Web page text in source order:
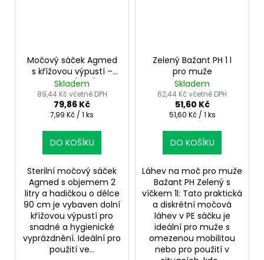
Močový sáček Agmed
s křížovou výpustí –
2000ml (10ks) a
hadička 90cm
Skladem
89,44 Kč včetně DPH
79,86 Kč
Měrná
7,99 Kč / 1 ks
DO KOŠÍKU
Sterilní močový sáček
Agmed s objemem 2
litry a hadičkou o délce
90 cm je vybaven dolní
křížovou výpustí pro
snadné a hygienické
vyprázdnění. Ideální pro
použití ve...
Zelený Bažant PH 1 l
pro muže
Skladem
62,44 Kč včetně DPH
51,60 Kč
Měrná
51,60 Kč / 1 ks
DO KOŠÍKU
Láhev na moč pro muže
Bažant PH Zelený s
víčkem 1l: Tato praktická
a diskrétní močová
láhev v PE sáčku je
ideální pro muže s
omezenou mobilitou
nebo pro použití v